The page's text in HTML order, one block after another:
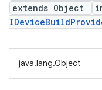
extends Object
java.lang.Object